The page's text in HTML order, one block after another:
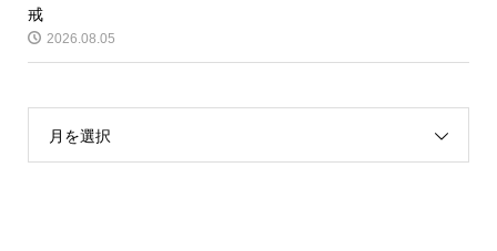
戒
2026.08.05
月を選択